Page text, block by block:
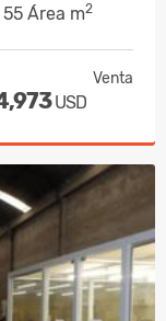
Área m2
Venta
USD